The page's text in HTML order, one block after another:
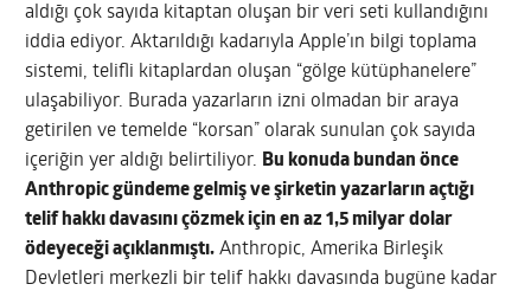
aldığı çok sayıda kitaptan oluşan bir veri seti kullandığını
iddia ediyor. Aktarıldığı kadarıyla Apple’ın bilgi toplama
sistemi, telifli kitaplardan oluşan “gölge kütüphanelere”
ulaşabiliyor. Burada yazarların izni olmadan bir araya
getirilen ve temelde “korsan” olarak sunulan çok sayıda
içeriğin yer aldığı belirtiliyor. Bu konuda bundan önce
Anthropic gündeme gelmiş ve şirketin yazarların açtığı
telif hakkı davasını çözmek için en az 1,5 milyar dolar
ödeyeceği açıklanmıştı. Anthropic, Amerika Birleşik
Devletleri merkezli bir telif hakkı davasında bugüne kadar